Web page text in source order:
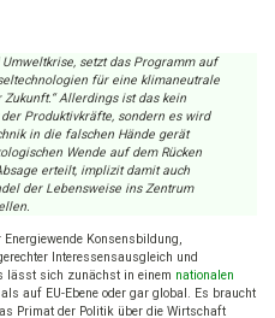
setzt das Programm auf
für eine klimaneutrale
Allerdings ist das kein
Produktivkräfte, sondern es wird
in die falschen Hände gerät
Wende auf dem Rücken
erteilt, implizit damit auch
der Lebensweise ins Zentrum
Konsensbildung,
Interessensausgleich und
lässt sich zunächst in einem nationalen
auf EU-Ebene oder gar global. Es braucht
Primat der Politik über die Wirtschaft